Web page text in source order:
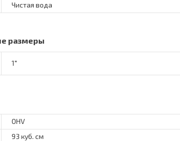
Чистая вода
размеры
1"
OHV
93 куб. см